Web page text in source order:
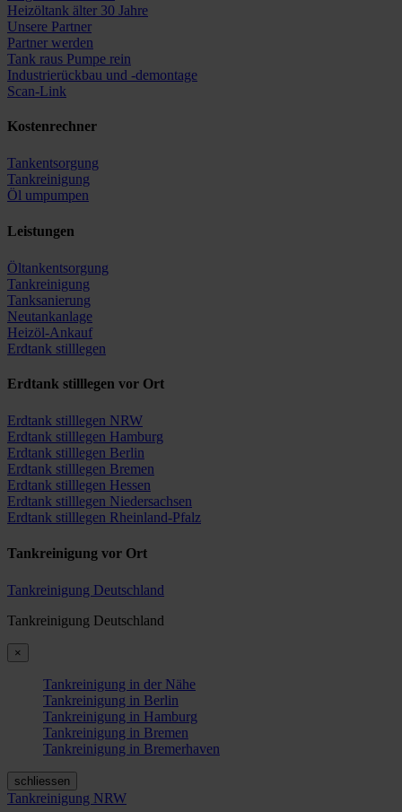
Heizöltank älter 30 Jahre
Unsere Partner
Partner werden
Tank raus Pumpe rein
Industrierückbau und -demontage
Scan-Link
Kostenrechner
Tankentsorgung
Tankreinigung
Öl umpumpen
Leistungen
Öltankentsorgung
Tankreinigung
Tanksanierung
Neutankanlage
Heizöl-Ankauf
Erdtank stilllegen
Erdtank stilllegen vor Ort
Erdtank stilllegen NRW
Erdtank stilllegen Hamburg
Erdtank stilllegen Berlin
Erdtank stilllegen Bremen
Erdtank stilllegen Hessen
Erdtank stilllegen Niedersachsen
Erdtank stilllegen Rheinland-Pfalz
Tankreinigung vor Ort
Tankreinigung Deutschland
Tankreinigung Deutschland
×
Tankreinigung in der Nähe
Tankreinigung in Berlin
Tankreinigung in Hamburg
Tankreinigung in Bremen
Tankreinigung in Bremerhaven
schliessen
Tankreinigung NRW